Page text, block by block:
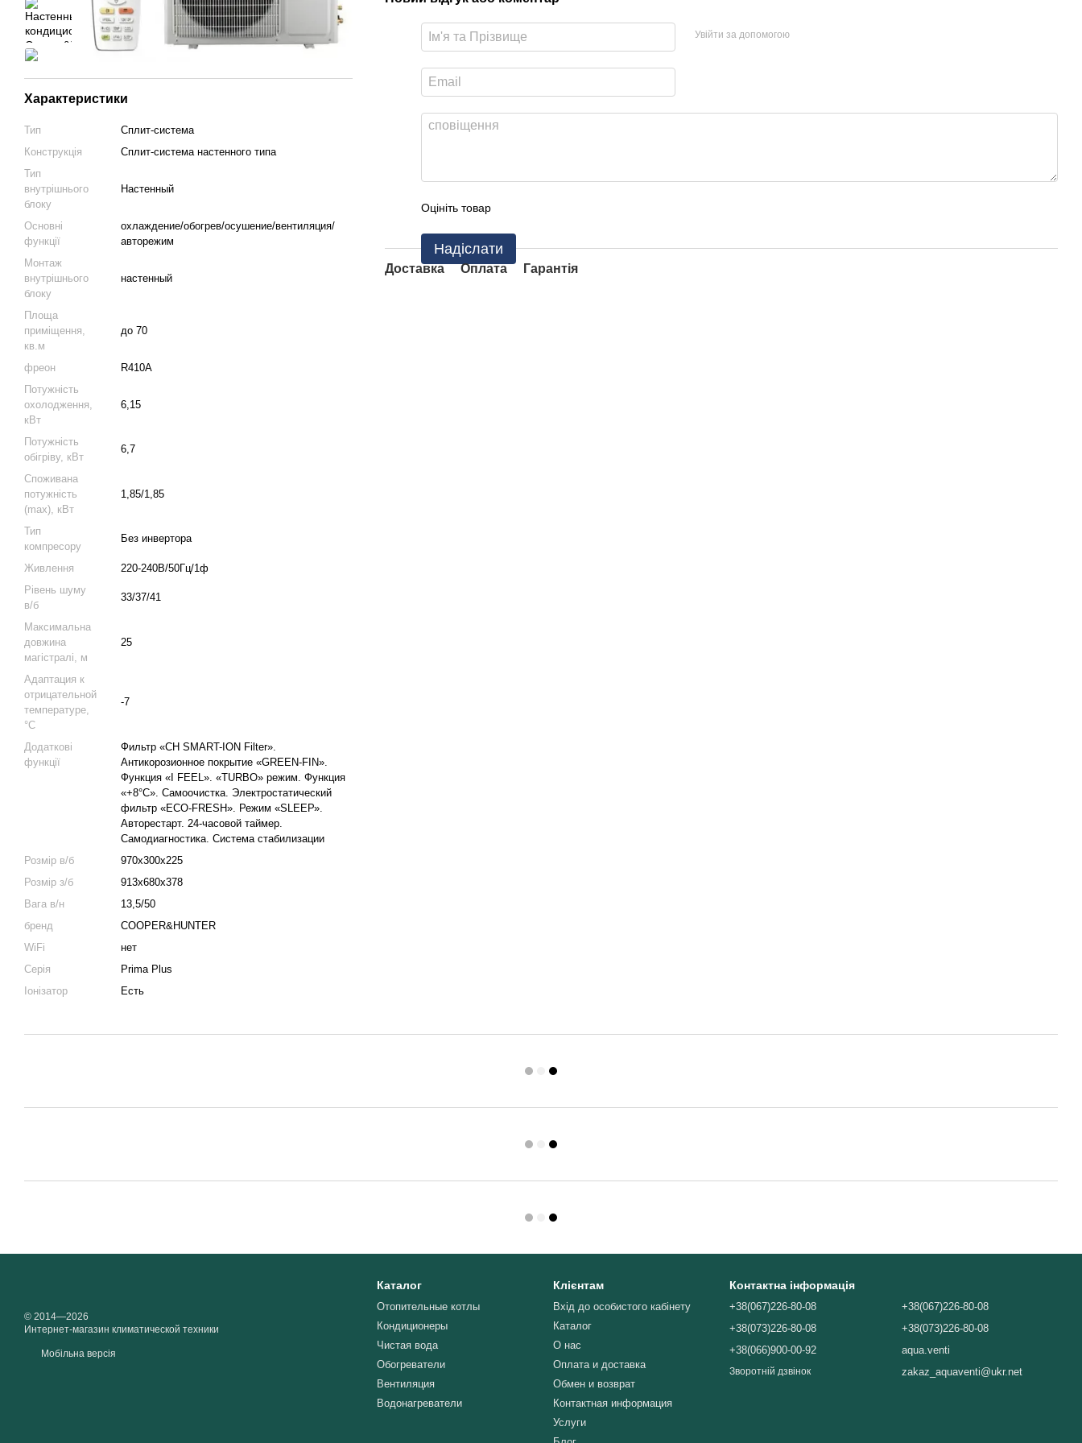
Характеристики
Тип
Сплит-система
Конструкція
Cплит-система настенного типа
Тип
внутрішнього
блоку
Настенный
Основні
функції
охлаждение/обогрев/осушение/вентиляция/
авторежим
Монтаж
внутрішнього
блоку
настенный
Площа
приміщення,
кв.м
до 70
фреон
R410A
Потужність
охолодження,
кВт
6,15
Потужність
обігріву, кВт
6,7
Споживана
потужність
(max), кВт
1,85/1,85
Тип
компресору
Без инвертора
Живлення
220-240В/50Гц/1ф
Рівень шуму
в/б
33/37/41
Максимальна
довжина
магістралі, м
25
Адаптация к
отрицательной
температуре,
°C
-7
Додаткові
функції
Фильтр «CH SMART-ION Filter».
Антикорозионное покрытие «GREEN-FIN».
Функция «I FEEL». «TURBO» режим. Функция
«+8°С». Самоочистка. Электростатический
фильтр «ЕСО-FRESH». Режим «SLЕЕР».
Авторестарт. 24-часовой таймер.
Самодиагностика. Система стабилизации
Розмір в/б
970x300x225
Розмір з/б
913x680x378
Вага в/н
13,5/50
бренд
COOPER&HUNTER
WiFi
нет
Серія
Prima Plus
Іонізатор
Есть
Увійти за допомогою
Оцініть товар
Надіслати
Доставка Оплата Гарантія
© 2014—2026
Интернет-магазин климатической техники
Мобільна версія
Каталог
Отопительные котлы
Кондиционеры
Чистая вода
Обогреватели
Вентиляция
Водонагреватели
Клієнтам
Вхід до особистого кабінету
Каталог
О нас
Оплата и доставка
Обмен и возврат
Контактная информация
Услуги
Контактна інформація
+38(067)226-80-08
+38(073)226-80-08
+38(066)900-00-92
Зворотній дзвінок
+38(067)226-80-08
+38(073)226-80-08
aqua.venti
zakaz_aquaventi@ukr.net